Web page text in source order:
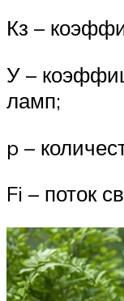
Кз –
У –
ламп;
p –
Fi – поток